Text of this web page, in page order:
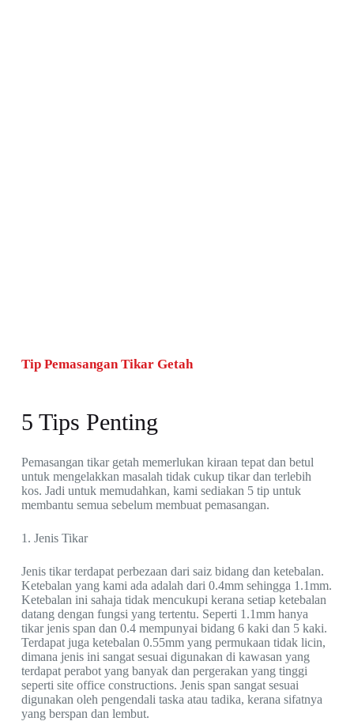
Tip Pemasangan Tikar Getah
5 Tips Penting
Pemasangan tikar getah memerlukan kiraan tepat dan betul
untuk mengelakkan masalah tidak cukup tikar dan terlebih
kos. Jadi untuk memudahkan, kami sediakan 5 tip untuk
membantu semua sebelum membuat pemasangan.
1. Jenis Tikar
Jenis tikar terdapat perbezaan dari saiz bidang dan ketebalan.
Ketebalan yang kami ada adalah dari 0.4mm sehingga 1.1mm.
Ketebalan ini sahaja tidak mencukupi kerana setiap ketebalan
datang dengan fungsi yang tertentu. Seperti 1.1mm hanya
tikar jenis span dan 0.4 mempunyai bidang 6 kaki dan 5 kaki.
Terdapat juga ketebalan 0.55mm yang permukaan tidak licin,
dimana jenis ini sangat sesuai digunakan di kawasan yang
terdapat perabot yang banyak dan pergerakan yang tinggi
seperti site office constructions. Jenis span sangat sesuai
digunakan oleh pengendali taska atau tadika, kerana sifatnya
yang berspan dan lembut.